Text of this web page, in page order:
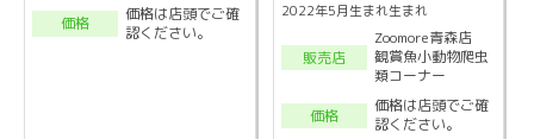
価格
価格は店頭でご確
認ください。
2022年5月生まれ生まれ
販売店
Zoomore青森店
観賞魚小動物爬虫
類コーナー
価格
価格は店頭でご確
認ください。